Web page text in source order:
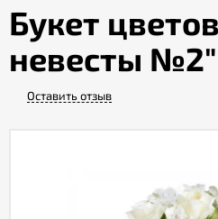
Гарантии
Акции
Букет
невесты №2"
Оставить отзыв